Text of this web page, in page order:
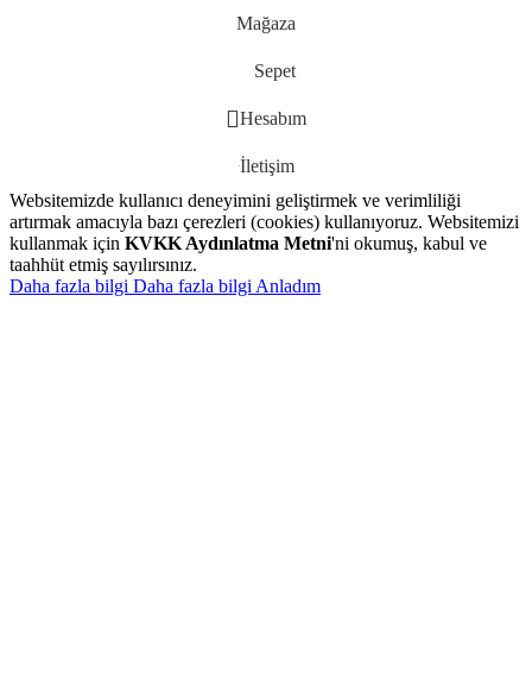
Mağaza
Sepet
Hesabım
İletişim
Websitemizde kullanıcı deneyimini geliştirmek ve verimliliği
artırmak amacıyla bazı çerezleri (cookies) kullanıyoruz. Websitemizi
kullanmak için KVKK Aydınlatma Metni'ni okumuş, kabul ve
taahhüt etmiş sayılırsınız.
Daha fazla bilgi Daha fazla bilgi Anladım